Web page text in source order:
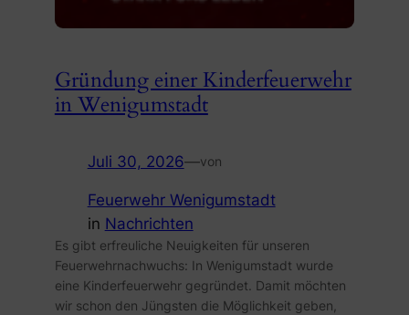
Gründung einer Kinderfeuerwehr
in Wenigumstadt
Juli 30, 2026—von
Feuerwehr Wenigumstadt
in Nachrichten
Es gibt erfreuliche Neuigkeiten für unseren
Feuerwehrnachwuchs: In Wenigumstadt wurde
eine Kinderfeuerwehr gegründet. Damit möchten
wir schon den Jüngsten die Möglichkeit geben,